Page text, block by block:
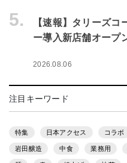
5.
【速報】タリーズコ
ー導入新店舗オープ
2026.08.06
注目キーワード
特集 日本アクセス コラボ
岩田醸造 中食 業務用